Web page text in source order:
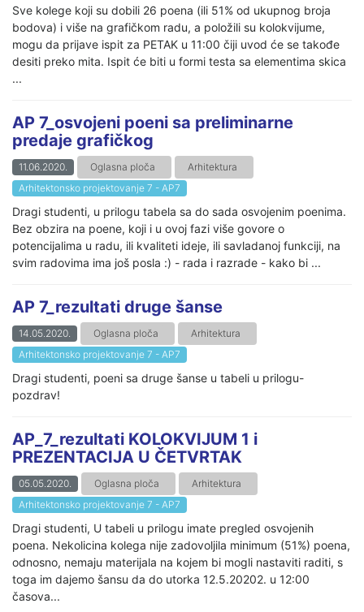
Sve kolege koji su dobili 26 poena (ili 51% od ukupnog broja
bodova) i više na grafičkom radu, a položili su kolokvijume,
mogu da prijave ispit za PETAK u 11:00 čiji uvod će se takođe
desiti preko mita. Ispit će biti u formi testa sa elementima skica
...
AP 7_osvojeni poeni sa preliminarne
predaje grafičkog
11.06.2020. Oglasna ploča
Arhitektura
Arhitektonsko projektovanje 7 - AP7
Dragi studenti, u prilogu tabela sa do sada osvojenim poenima.
Bez obzira na poene, koji i u ovoj fazi više govore o
potencijalima u radu, ili kvaliteti ideje, ili savladanoj funkciji, na
svim radovima ima još posla :) - rada i razrade - kako bi ...
AP 7_rezultati druge šanse
14.05.2020. Oglasna ploča
Arhitektura
Arhitektonsko projektovanje 7 - AP7
Dragi studenti, poeni sa druge šanse u tabeli u prilogu-
pozdrav!
AP_7_rezultati KOLOKVIJUM 1 i
PREZENTACIJA U ČETVRTAK
05.05.2020. Oglasna ploča
Arhitektura
Arhitektonsko projektovanje 7 - AP7
Dragi studenti, U tabeli u prilogu imate pregled osvojenih
poena. Nekolicina kolega nije zadovoljila minimum (51%) poena,
odnosno, nemaju materijala na kojem bi mogli nastaviti raditi, s
toga im dajemo šansu da do utorka 12.5.20202. u 12:00
časova...